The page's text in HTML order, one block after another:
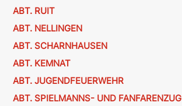
ABT. RUIT
ABT. NELLINGEN
ABT. SCHARNHAUSEN
ABT. KEMNAT
ABT. JUGENDFEUERWEHR
ABT. SPIELMANNS- UND FANFARENZUG